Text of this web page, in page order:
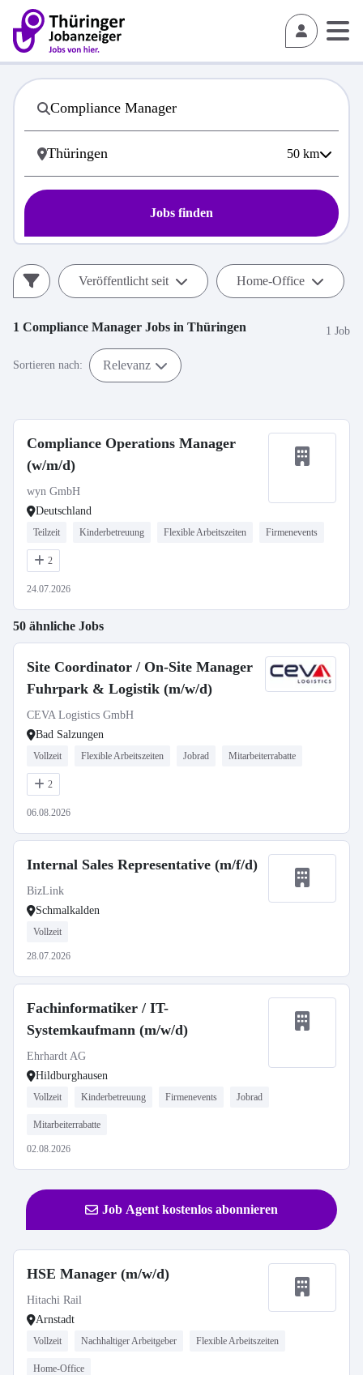
50 km
Jobs finden
Veröffentlicht seit Home-Office
1 Compliance Manager Jobs in Thüringen 1 Job
Sortieren nach: Relevanz
Compliance Operations Manager
(w/m/d)
wyn GmbH
Deutschland
Teilzeit Kinderbetreuung Flexible Arbeitszeiten Firmenevents
2
24.07.2026
50 ähnliche Jobs
Site Coordinator / On-Site Manager
Fuhrpark & Logistik (m/w/d)
CEVA Logistics GmbH
Bad Salzungen
Vollzeit Flexible Arbeitszeiten Jobrad Mitarbeiterrabatte
2
06.08.2026
Internal Sales Representative (m/f/d)
BizLink
Schmalkalden
Vollzeit
28.07.2026
Fachinformatiker / IT-
Systemkaufmann (m/w/d)
Ehrhardt AG
Hildburghausen
Vollzeit Kinderbetreuung Firmenevents Jobrad
Mitarbeiterrabatte
02.08.2026
Job Agent kostenlos abonnieren
HSE Manager (m/w/d)
Hitachi Rail
Arnstadt
Vollzeit Nachhaltiger Arbeitgeber Flexible Arbeitszeiten
Home-Office